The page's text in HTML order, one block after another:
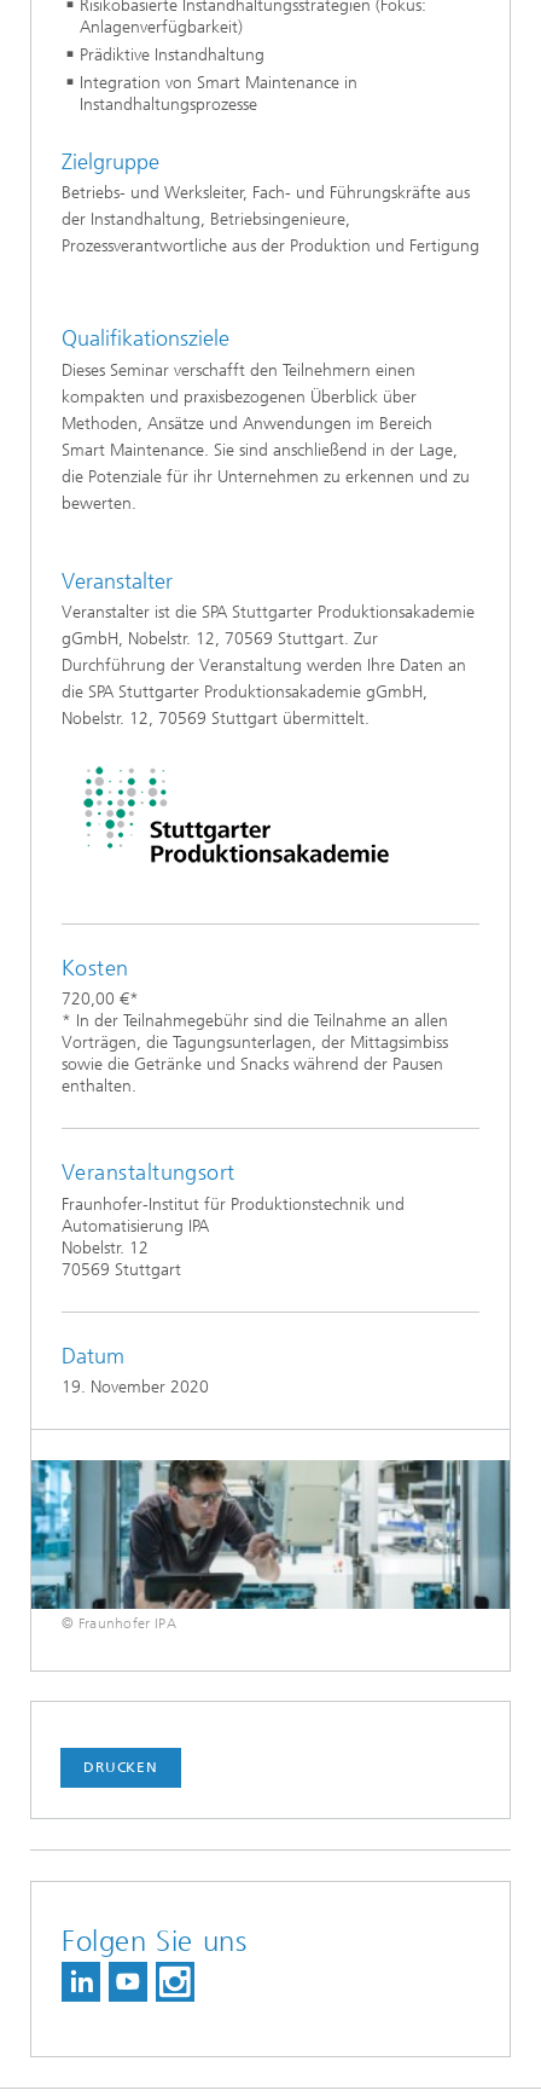
Risikobasierte Instandhaltungsstrategien (Fokus:
Anlagenverfügbarkeit)
Prädiktive Instandhaltung
Integration von Smart Maintenance in
Instandhaltungsprozesse
Zielgruppe
Betriebs- und Werksleiter, Fach- und Führungskräfte aus
der Instandhaltung, Betriebsingenieure,
Prozessverantwortliche aus der Produktion und Fertigung
Qualifikationsziele
Dieses Seminar verschafft den Teilnehmern einen
kompakten und praxisbezogenen Überblick über
Methoden, Ansätze und Anwendungen im Bereich
Smart Maintenance. Sie sind anschließend in der Lage,
die Potenziale für ihr Unternehmen zu erkennen und zu
bewerten.
Veranstalter
Veranstalter ist die SPA Stuttgarter Produktionsakademie
gGmbH, Nobelstr. 12, 70569 Stuttgart. Zur
Durchführung der Veranstaltung werden Ihre Daten an
die SPA Stuttgarter Produktionsakademie gGmbH,
Nobelstr. 12, 70569 Stuttgart übermittelt.
Kosten
720,00 €*
* In der Teilnahmegebühr sind die Teilnahme an allen
Vorträgen, die Tagungsunterlagen, der Mittagsimbiss
sowie die Getränke und Snacks während der Pausen
enthalten.
Veranstaltungsort
Fraunhofer-Institut für Produktionstechnik und
Automatisierung IPA
Nobelstr. 12
70569 Stuttgart
Datum
19. November 2020
© Fraunhofer IPA
DRUCKEN
Folgen Sie uns